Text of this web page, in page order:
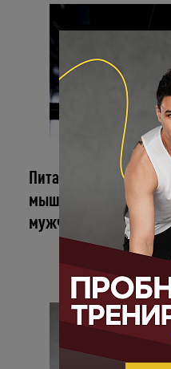
Питание для набора
мышечной массы для
мужчин